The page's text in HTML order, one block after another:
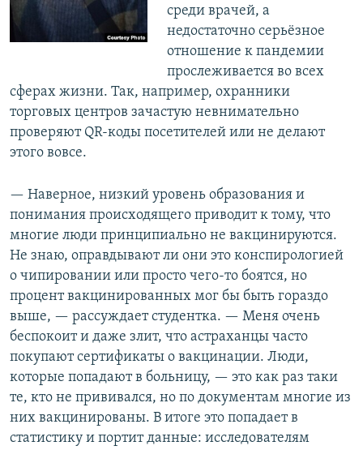
среди врачей, а
недостаточно серьёзное
отношение к пандемии
прослеживается во всех
сферах жизни. Так, например, охранники
торговых центров зачастую невнимательно
проверяют QR-коды посетителей или не делают
этого вовсе.
— Наверное, низкий уровень образования и
понимания происходящего приводит к тому, что
многие люди принципиально не вакцинируются.
Не знаю, оправдывают ли они это конспирологией
о чипировании или просто чего-то боятся, но
процент вакцинированных мог бы быть гораздо
выше, — рассуждает студентка. — Меня очень
беспокоит и даже злит, что астраханцы часто
покупают сертификаты о вакцинации. Люди,
которые попадают в больницу, — это как раз таки
те, кто не прививался, но по документам многие из
них вакцинированы. В итоге это попадает в
статистику и портит данные: исследователям